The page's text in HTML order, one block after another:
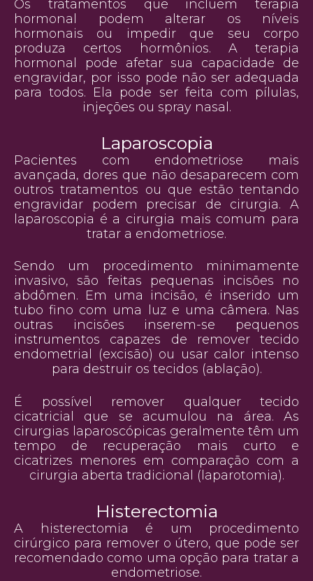
Os tratamentos que incluem terapia
hormonal podem alterar os níveis
hormonais ou impedir que seu corpo
produza certos hormônios. A terapia
hormonal pode afetar sua capacidade de
engravidar, por isso pode não ser adequada
para todos. Ela pode ser feita com pílulas,
injeções ou spray nasal.
Laparoscopia
Pacientes com endometriose mais
avançada, dores que não desaparecem com
outros tratamentos ou que estão tentando
engravidar podem precisar de cirurgia. A
laparoscopia é a cirurgia mais comum para
tratar a endometriose.
Sendo um procedimento minimamente
invasivo, são feitas pequenas incisões no
abdômen. Em uma incisão, é inserido um
tubo fino com uma luz e uma câmera. Nas
outras incisões inserem-se pequenos
instrumentos capazes de remover tecido
endometrial (excisão) ou usar calor intenso
para destruir os tecidos (ablação).
É possível remover qualquer tecido
cicatricial que se acumulou na área. As
cirurgias laparoscópicas geralmente têm um
tempo de recuperação mais curto e
cicatrizes menores em comparação com a
cirurgia aberta tradicional (laparotomia).
Histerectomia
A histerectomia é um procedimento
cirúrgico para remover o útero, que pode ser
recomendado como uma opção para tratar a
endometriose.